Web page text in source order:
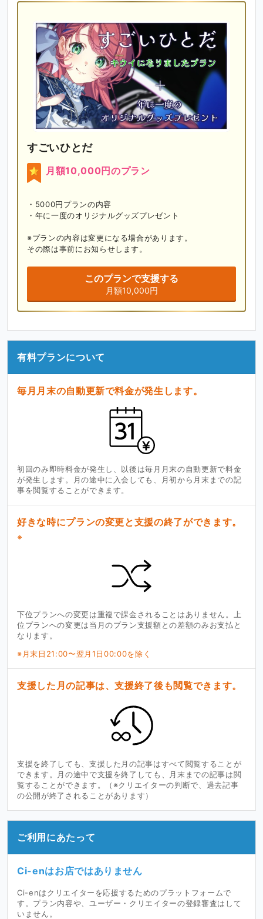
すごいひとだ
月額10,000円のプラン
・5000円プランの内容
・年に一度のオリジナルグッズプレゼント
※プランの内容は変更になる場合があります。
その際は事前にお知らせします。
このプランで支援する
月額10,000円
有料プランについて
毎月月末の自動更新で料金が発生します。
初回のみ即時料金が発生し、以後は毎月月末の自動更新で料金
が発生します。月の途中に入会しても、月初から月末までの記
事を閲覧することができます。
好きな時にプランの変更と支援の終了ができます。
※
下位プランへの変更は重複で課金されることはありません。上
位プランへの変更は当月のプラン支援額との差額のみお支払と
なります。
※月末日21:00〜翌月1日00:00を除く
支援した月の記事は、支援終了後も閲覧できます。
支援を終了しても、支援した月の記事はすべて閲覧することが
できます。月の途中で支援を終了しても、月末までの記事は閲
覧することができます。（※クリエイターの判断で、過去記事
の公開が終了されることがあります）
ご利用にあたって
Ci-enはお店ではありません
Ci-enはクリエイターを応援するためのプラットフォームで
す。プラン内容や、ユーザー・クリエイターの登録審査はして
いません。